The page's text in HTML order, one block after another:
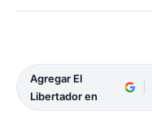
Agregar El
Libertador en